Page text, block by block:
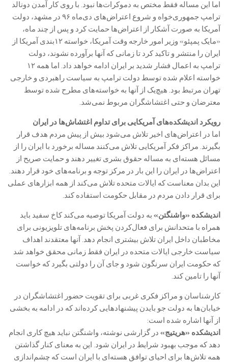
اما این مساله فقط مختص به دموکرات‌ها نبود. با روی کار آمدن دونالد
ترامپ جمهوری‌خواه و شروع اعتراض‌های دی‌ماه ۹۶ در مشهد، دولت
آمریکا به صورت آشکار از اعتراض‌ها حمایت کرد و پس از چند ماه،
«مایک پمپئو» وزیر امور خارجه وقت آمریکا، خواسته ۱۲بندی آمریکا از
ایران را منتشر و تاکید کرد تا زمانی که آنها برآورده نشوند، دولت
ترامپ به اعمال فشار شدید بر ایران ادامه خواهد داد. اما همه ۱۲
خواسته اعلام شده توسط دولت ترامپ به سیاست راهبردی و خارجی
تهران مرتبط بود. هیچ‌یک از آنها به خواسته‌های مطرح شده توسط
معترضان و حتی اغتشاشگران مربوط نمی‌شد.
رویکرد اندیشکده‌های آمریکایی برای تداوم اغتشاش‌ها در ایران
اما در اعتراض‌های اخیر تلاش می‌شود بیش از پیش مردم هدف قرار
بگیرند. مراکز فکر آمریکایی تلاش می‌کنند مساله برخورد با ایران را از
مسائل هسته‌ای به مساله حقوق بشری تغییر دهند و حمایت صریح از
اعتراض‌ها در ایران را این بار در مرکز توجه و برنامه‌های خود قرار دهند.
این بدان معناست که ایالات متحده تلاش می‌کند از همه ابزارهای عملی
برای قرار دادن مردم در مقابل حکومت استفاده کند.
اندیشکده «واشنگتن» به دولت آمریکا توصیه می‌کند کاخ سفید باید
همراه با متحدانش برای فعال‌کردن پخش برنامه‌های تلویزیونی برای
مخاطبان داخل ایران تلاش بیشتری انجام دهد. آنها معتقدند اهداف
سیاست خارجی ایالات متحده در ایران فقط زمانی محقق خواهد شد
که حکومت ایران سرنگون شود و جای آن را دولتی بگیرد که خواست
آنها را تامین کند.
کارشناسان و مراکز فکری غربی برای تقویت حضور اغتشاشگران در
خیابان‌ها به دولت جو بایدن پیشنهادهایی کرده‌اند که در ادامه به بخشی
از آنها اشاره شده است:
اندیشکده «هریتیج» در گزارشی نوشته، واشنگتن نباید هیچ کاری انجام
دهد که موجب بهبود شرایط در ایران شود. این به معنای کنار گذاشتن
همه تلاش‌ها برای احیای توافق هسته‌ای با ایران است که چشم‌اندازی